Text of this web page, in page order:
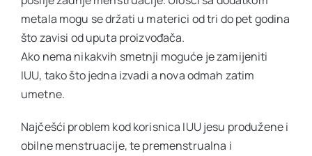
metala mogu se držati u materici od tri do pet godina
što zavisi od uputa proizvođača.
Ako nema nikakvih smetnji moguće je zamijeniti
IUU, tako što jedna izvadi a nova odmah zatim
umetne.
Najčešći problem kod korisnica IUU jesu produžene i
obilne menstruacije, te premenstrualna i